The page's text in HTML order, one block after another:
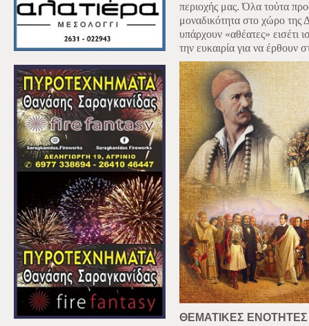
περιοχής μας. Όλα τούτα
μοναδικότητα στο χώρο της
υπάρχουν «αθέατες» εισέτι
την ευκαιρία για να έρθουν
ΘΕΜΑΤΙΚΕΣ ΕΝΟΤΗΤΕΣ